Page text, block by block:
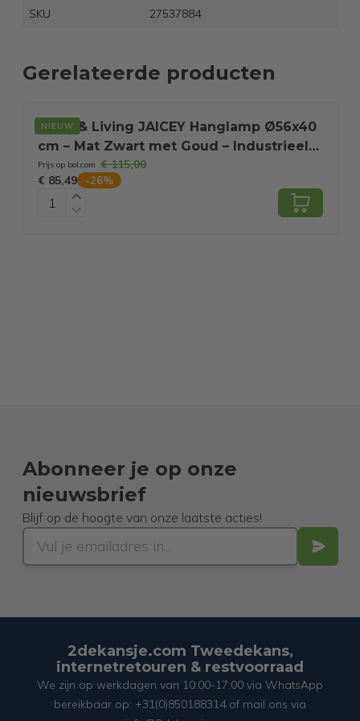
SKU 27537884
Gerelateerde producten
NIEUW
Light & Living JAICEY Hanglamp Ø56x40
cm – Mat Zwart met Goud – Industrieel
Design – E27
Prijs op bol.com € 115,00
€ 85,49
-26%
Abonneer je op onze
nieuwsbrief
Blijf op de hoogte van onze laatste acties!
2dekansje.com Tweedekans,
internetretouren & restvoorraad
We zijn op werkdagen van 10:00-17:00 via WhatsApp
bereikbaar op: +31(0)850188314 of mail ons via